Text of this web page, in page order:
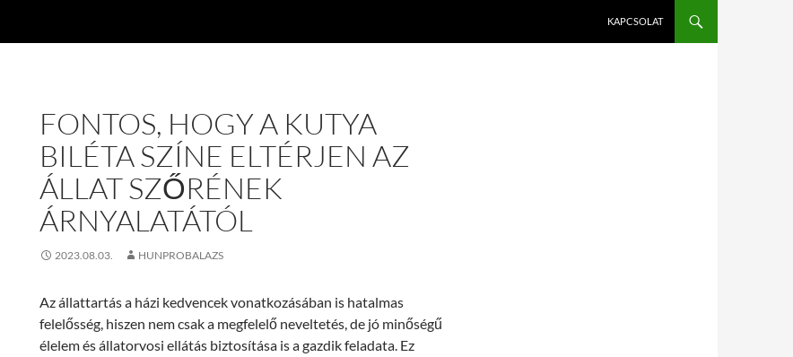
KAPCSOLAT
FONTOS, HOGY A KUTYA
BILÉTA SZÍNE ELTÉRJEN AZ
ÁLLAT SZŐRÉNEK
ÁRNYALATÁTÓL
2023.08.03. HUNPROBALAZS
Az állattartás a házi kedvencek vonatkozásában is hatalmas
felelősség, hiszen nem csak a megfelelő neveltetés, de jó minőségű
élelem és állatorvosi ellátás biztosítása is a gazdik feladata. Ez